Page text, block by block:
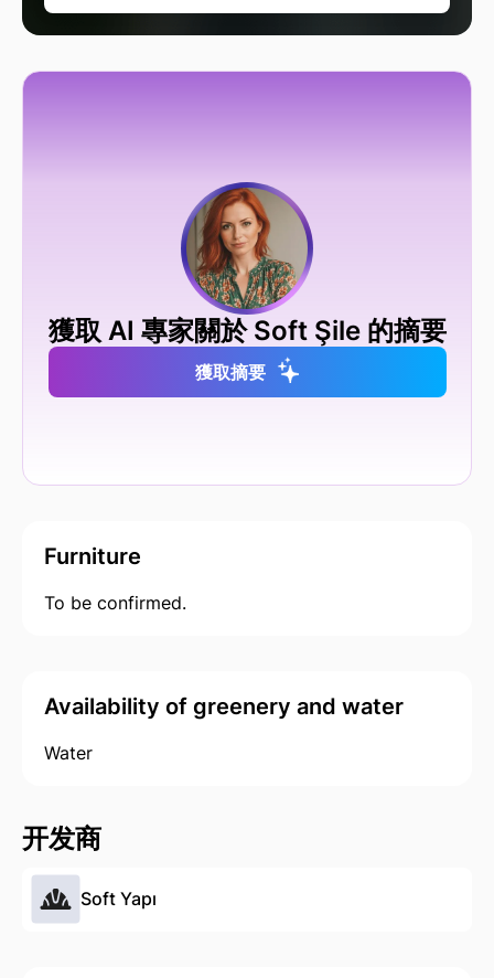
獲取 AI 專家關於 Soft Şile 的摘要
獲取摘要
Furniture
To be confirmed.
Availability of greenery and water
Water
开发商
Soft Yapı